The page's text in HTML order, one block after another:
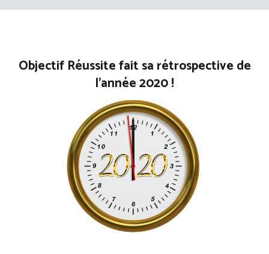
Objectif Réussite fait sa rétrospective de
l’année 2020 !